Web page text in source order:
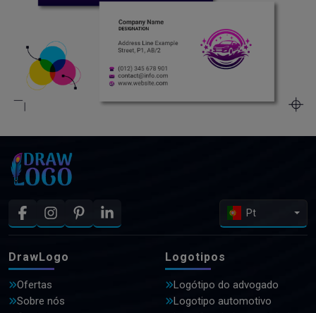
Pt
DrawLogo
Ofertas
Sobre nós
Logotipos
Logótipo do advogado
Logotipo automotivo